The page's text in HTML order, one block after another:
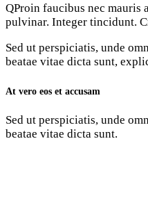
QProin faucibus nec mauris
pulvinar. Integer tincidunt.
Sed ut perspiciatis, unde
beatae vitae dicta sunt,
At vero eos et accusam
Sed ut perspiciatis, unde
beatae vitae dicta sunt.